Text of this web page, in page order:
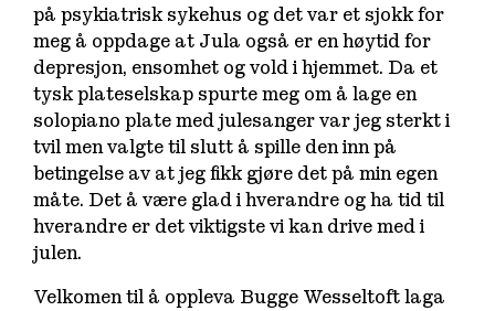
på psykiatrisk sykehus og det var et sjokk for
meg å oppdage at Jula også er en høytid for
depresjon, ensomhet og vold i hjemmet. Da et
tysk plateselskap spurte meg om å lage en
solopiano plate med julesanger var jeg sterkt i
tvil men valgte til slutt å spille den inn på
betingelse av at jeg fikk gjøre det på min egen
måte. Det å være glad i hverandre og ha tid til
hverandre er det viktigste vi kan drive med i
julen.
Velkomen til å oppleva Bugge Wesseltoft laga